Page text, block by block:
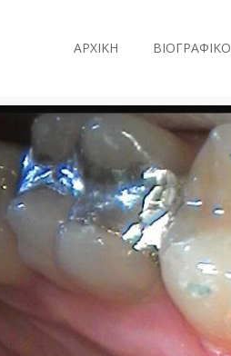
ΑΡΧΙΚΗ ΒΙΟΓΡΑΦΙΚΟ